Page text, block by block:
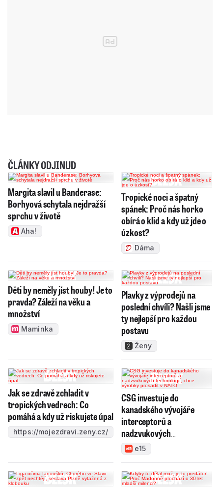
ČLÁNKY ODJINUD
Margita slavil u Banderase:
Borhyová schytala nejdražší
sprchu v životě
Aha!
Tropické noci a špatný
spánek: Proč nás horko
obírá o klid a kdy už jde o
úzkost?
Dáma
Děti by neměly jíst houby! Je to
pravda? Záleží na věku a
množství
Maminka
Plavky z výprodejů na
poslední chvíli? Našli jsme
ty nejlepší pro každou
postavu
Ženy
Jak se zdravě zchladit v
tropických vedrech: Co
pomáhá a kdy už riskujete úpal
https://mojezdravi.zeny.cz/
CSG investuje do
kanadského vývojáře
interceptorů a
nadzvukových
technologií, chce výrobky
prosadit v NATO
e15